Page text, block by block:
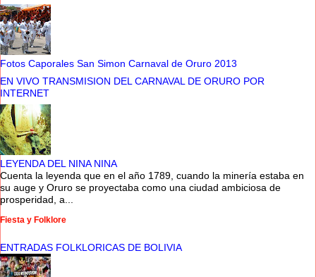
Fotos Caporales San Simon Carnaval de Oruro 2013
EN VIVO TRANSMISION DEL CARNAVAL DE ORURO POR
INTERNET
LEYENDA DEL NINA NINA
Cuenta la leyenda que en el año 1789, cuando la minería estaba en
su auge y Oruro se proyectaba como una ciudad ambiciosa de
prosperidad, a...
Fiesta y Folklore
ENTRADAS FOLKLORICAS DE BOLIVIA